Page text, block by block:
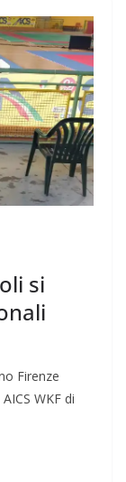
si
Firenze
WKF di